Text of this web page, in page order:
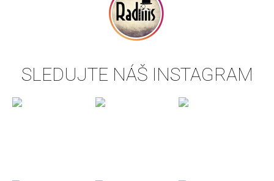
SLEDUJTE NÁŠ INSTAGRAM